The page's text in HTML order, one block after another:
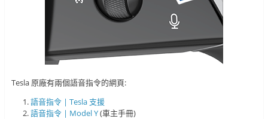
Tesla 原廠有兩個語音指令的網頁:
語音指令 | Tesla 支援
語音指令 | Model Y(車主手冊)